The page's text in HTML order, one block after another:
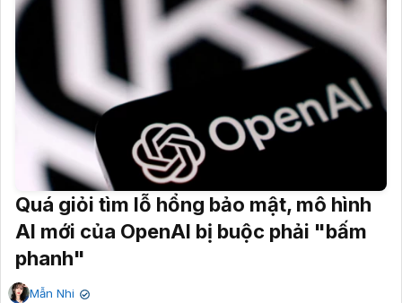
Quá giỏi tìm lỗ hổng bảo mật, mô hình
AI mới của OpenAI bị buộc phải "bấm
phanh"
Mẫn Nhi ✔